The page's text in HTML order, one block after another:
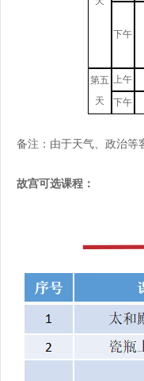
下午
第五
天
上午
下午
备注：由于天气、政治等
故宫可选课程：